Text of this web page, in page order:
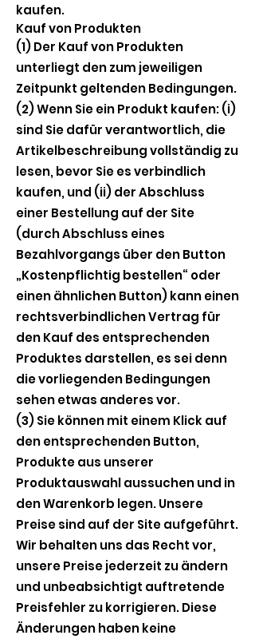
kaufen.
Kauf von Produkten
(1) Der Kauf von Produkten
unterliegt den zum jeweiligen
Zeitpunkt geltenden Bedingungen.
(2) Wenn Sie ein Produkt kaufen: (i)
sind Sie dafür verantwortlich, die
Artikelbeschreibung vollständig zu
lesen, bevor Sie es verbindlich
kaufen, und (ii) der Abschluss
einer Bestellung auf der Site
(durch Abschluss eines
Bezahlvorgangs über den Button
„Kostenpflichtig bestellen“ oder
einen ähnlichen Button) kann einen
rechtsverbindlichen Vertrag für
den Kauf des entsprechenden
Produktes darstellen, es sei denn
die vorliegenden Bedingungen
sehen etwas anderes vor.
(3) Sie können mit einem Klick auf
den entsprechenden Button,
Produkte aus unserer
Produktauswahl aussuchen und in
den Warenkorb legen. Unsere
Preise sind auf der Site aufgeführt.
Wir behalten uns das Recht vor,
unsere Preise jederzeit zu ändern
und unbeabsichtigt auftretende
Preisfehler zu korrigieren. Diese
Änderungen haben keine